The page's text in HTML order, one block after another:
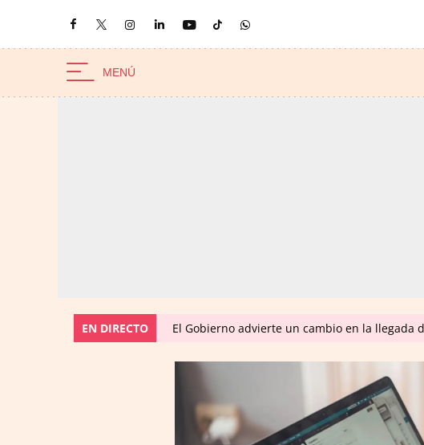
EN DIRECTO El Gobierno advierte un cambio en la llegada